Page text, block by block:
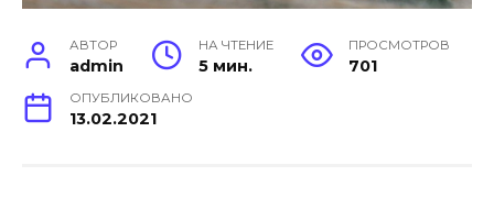
АВТОР
admin
НА ЧТЕНИЕ
5 мин.
ПРОСМОТРОВ
701
ОПУБЛИКОВАНО
13.02.2021